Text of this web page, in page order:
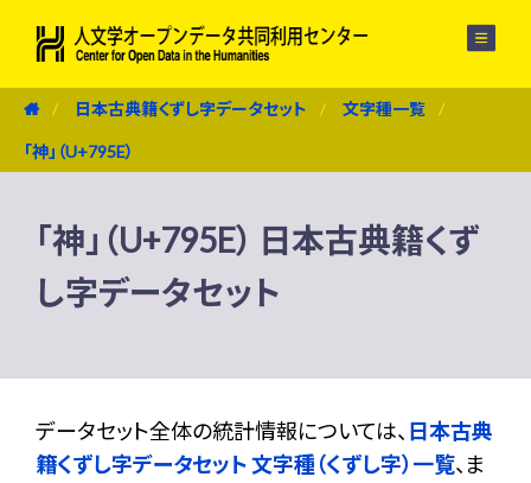
日本古典籍くずし字データセット 文字種一覧
「神」（U+795E）
「神」（U+795E） 日本古典籍くず
し字データセット
データセット全体の統計情報については、 日本古典
籍くずし字データセット 文字種（くずし字）一覧、ま